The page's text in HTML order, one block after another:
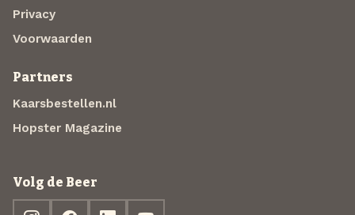
Privacy
Voorwaarden
Partners
Kaarsbestellen.nl
Hopster Magazine
Volg de Beer